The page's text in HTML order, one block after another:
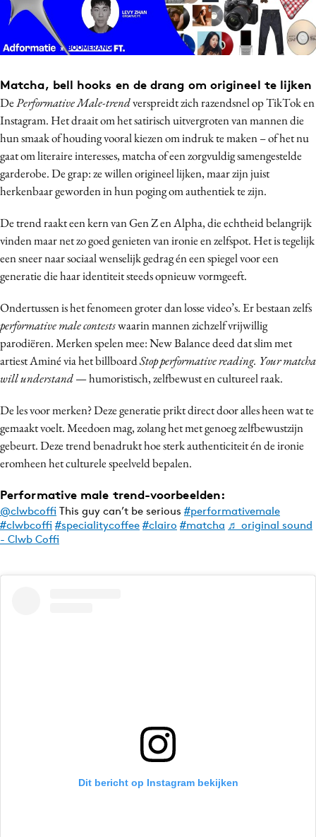
Reputatie & crisis
Matcha, bell hooks en de drang om origineel te lijken
DePerformative Male-trendverspreidt zich razendsnel op TikTok en
Instagram. Het draait om het satirisch uitvergroten van mannen die
hun smaak of houding vooral kiezen om indruk te maken – of het nu
gaat om literaire interesses, matcha of een zorgvuldig samengestelde
garderobe. De grap: ze willen origineel lijken, maar zijn juist
herkenbaar geworden in hun poging om authentiek te zijn.
De trend raakt een kern van Gen Z en Alpha, die echtheid belangrijk
vinden maar net zo goed genieten van ironie en zelfspot. Het is tegelijk
een sneer naar sociaal wenselijk gedrag én een spiegel voor een
generatie die haar identiteit steeds opnieuw vormgeeft.
Ondertussen is het fenomeen groter dan losse video’s. Er bestaan zelfs
performative male contestswaarin mannen zichzelf vrijwillig
parodiëren. Merken spelen mee: New Balance deed dat slim met
artiest Aminé via het billboardStop performative reading. Your matcha
will understand— humoristisch, zelfbewust en cultureel raak.
De les voor merken? Deze generatie prikt direct door alles heen wat te
gemaakt voelt. Meedoen mag, zolang het met genoeg zelfbewustzijn
gebeurt. Deze trend benadrukt hoe sterk authenticiteit én de ironie
eromheen het culturele speelveld bepalen.
Performative male trend-voorbeelden:
@clwbcoffi This guy can’t be serious#performativemale
#clwbcoffi #specialitycoffee #clairo #matcha ♬ original sound
- Clwb Coffi
Dit bericht op Instagram bekijken